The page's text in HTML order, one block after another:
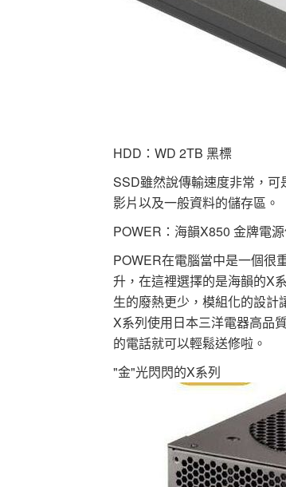
HDD：WD 2TB 黑標
SSD雖然說傳輸速度非常，
影片以及一般資料的儲存區。
POWER：海韻X850 金牌電
POWER在電腦當中是一個很
升，在這裡選擇的是海韻的X
生的廢熱更少，模組化的設
X系列使用日本三洋電器高品
的電話就可以輕鬆送修啦。
"金"光閃閃的X系列